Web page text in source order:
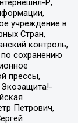
Р,
учреждение в
Стран,
контроль,
сохранению
прессы,
Петрович,